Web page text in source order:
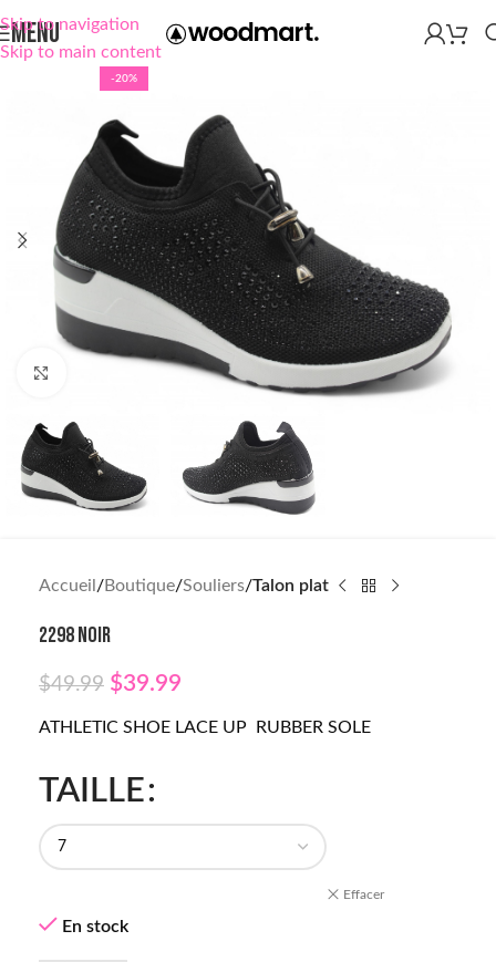
Skip to navigation
Skip to main content
MENU
-20%
Click to enlarge
Accueil Boutique Souliers Talon plat
2298 NOIR
$49.99 $39.99
ATHLETIC SHOE LACE UP RUBBER SOLE
TAILLE
Effacer
En stock